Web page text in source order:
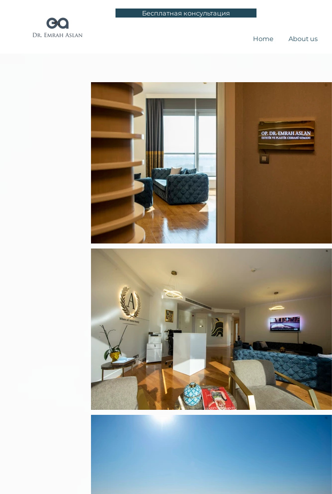
Home About us
Бесплатная консультация